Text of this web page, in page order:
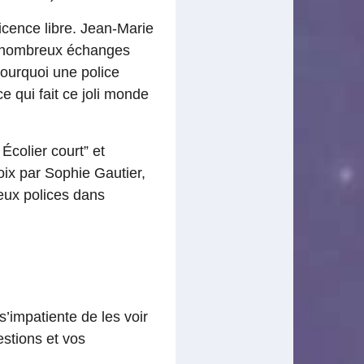
libre. Jean-Marie
échanges
une police
qui fait ce joli monde
court” et
par Sophie Gautier,
polices dans
de les voir
et vos